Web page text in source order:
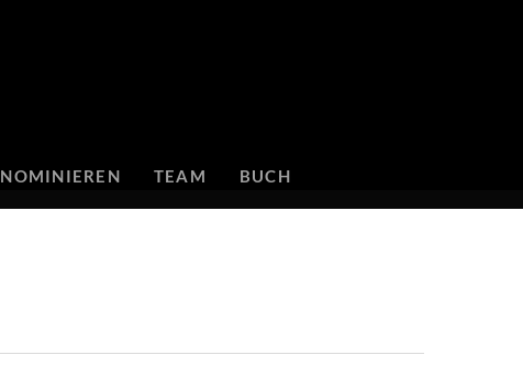
NOMINIEREN TEAM BUCH